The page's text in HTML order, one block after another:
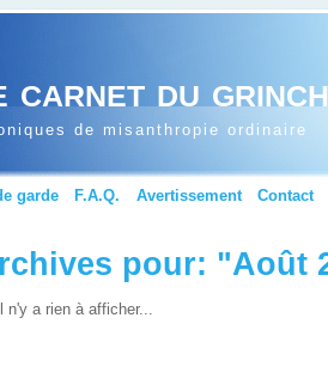
carnet du
de misanthropie ordinaire
garde F.A.Q. Avertissement Contact
pour: "Août
n'y a rien à afficher...